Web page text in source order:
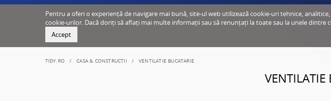
Pentru a oferi o experiență de navigare mai bună, site-ul web utilizează cookie-uri tehnice,
cookie-urilor. Dacă doriți să aflați mai multe informații sau să renunțați la toate sau la unele dintre
Accept
TIDY.RO CASA & CONSTRUCTII VENTILATIE BUCATARIE
VENTILATIE